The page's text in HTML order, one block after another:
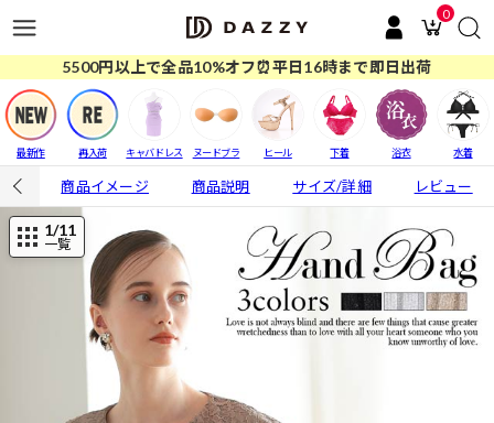
0
5500円以上で全品10%オフ⏰平日16時まで即日出荷
最新作 再入荷 キャバドレス ヌードブラ ヒール 下着 浴衣 水着
商品イメージ 商品説明 サイズ/詳細 レビュー
1/11
一覧